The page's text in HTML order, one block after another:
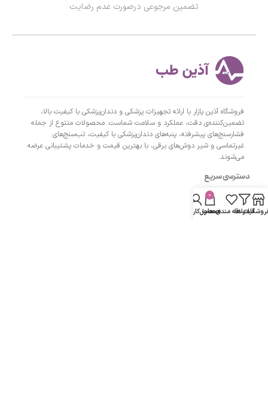
تضمین مرجوعی درصورت عدم رضایت
فروشگاه آذین پازار با ارائه تجهیزات پزشکی و دندان‌پزشکی با کیفیت بالا،
تضمین‌کننده‌ی دقت، عملکرد و سلامت شماست. محصولات متنوع از جمله
فشارسنج‌های پیشرفته، پنبه‌های دندان‌پزشکی با کیفیت، تب‌سنج‌های
غیرتماسی و شیر دوش‌های برقی، با بهترین قیمت و خدمات پشتیبانی عرضه
می‌شوند.
دسترسی سریع
- صفحه اصلی
فیلتر ها
علاقه مندی ها
0
محصول
حساب کاربری من